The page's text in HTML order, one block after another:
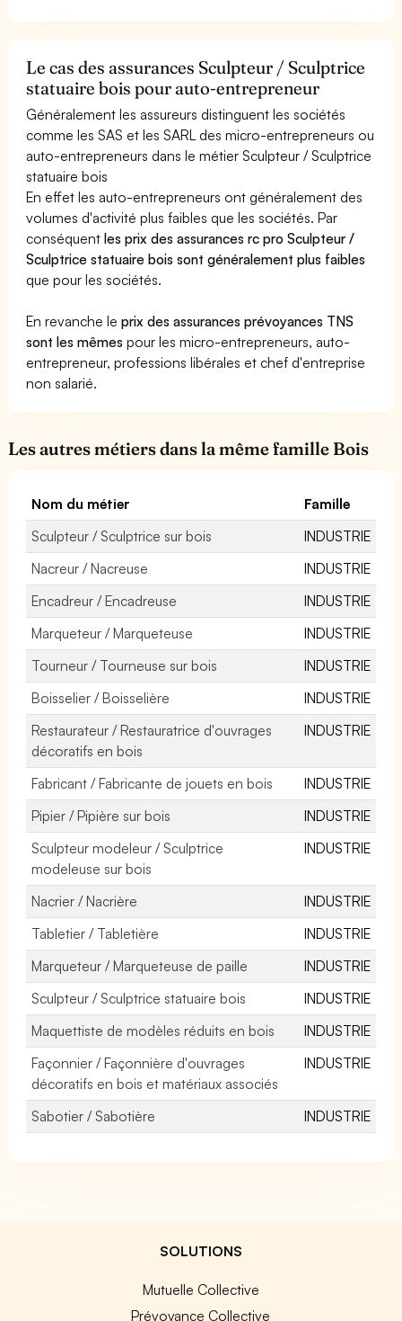
Le cas des assurances Sculpteur / Sculptrice
statuaire bois pour auto-entrepreneur
Généralement les assureurs distinguent les sociétés
comme les SAS et les SARL des micro-entrepreneurs ou
auto-entrepreneurs dans le métier Sculpteur / Sculptrice
statuaire bois
En effet les auto-entrepreneurs ont généralement des
volumes d'activité plus faibles que les sociétés. Par
conséquentles prix des assurances rc pro Sculpteur /
Sculptrice statuaire bois sont généralement plus faibles
que pour les sociétés.
En revanche leprix des assurances prévoyances TNS
sont les mêmes pour les micro-entrepreneurs, auto-
entrepreneur, professions libérales et chef d'entreprise
non salarié.
Les autres métiers dans la même famille Bois
Nom du métier
Famille
Sculpteur / Sculptrice sur bois
INDUSTRIE
Nacreur / Nacreuse
INDUSTRIE
Encadreur / Encadreuse
INDUSTRIE
Marqueteur / Marqueteuse
INDUSTRIE
Tourneur / Tourneuse sur bois
INDUSTRIE
Boisselier / Boisselière
INDUSTRIE
Restaurateur / Restauratrice d'ouvrages
décoratifs en bois
INDUSTRIE
Fabricant / Fabricante de jouets en bois
INDUSTRIE
Pipier / Pipière sur bois
INDUSTRIE
Sculpteur modeleur / Sculptrice
modeleuse sur bois
INDUSTRIE
Nacrier / Nacrière
INDUSTRIE
Tabletier / Tabletière
INDUSTRIE
Marqueteur / Marqueteuse de paille
INDUSTRIE
Sculpteur / Sculptrice statuaire bois
INDUSTRIE
Maquettiste de modèles réduits en bois
INDUSTRIE
Façonnier / Façonnière d'ouvrages
décoratifs en bois et matériaux associés
INDUSTRIE
Sabotier / Sabotière INDUSTRIE
SOLUTIONS
Mutuelle Collective
Prévoyance Collective